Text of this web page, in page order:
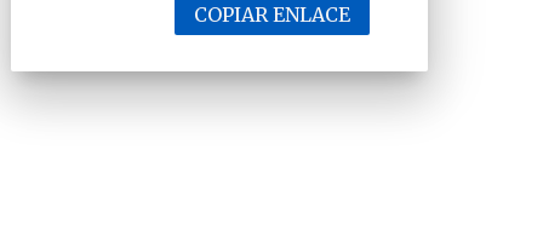
COPIAR ENLACE